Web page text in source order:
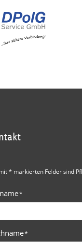
* markierten Felder sind
*
*